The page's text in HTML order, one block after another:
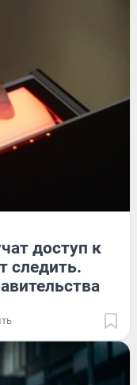
доступ к
следить.